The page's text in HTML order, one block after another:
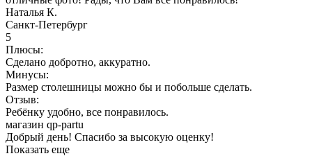
Наталья К.
Санкт-Петербург
5
Плюсы:
Сделано добротно, аккуратно.
Минусы:
Размер столешницы можно бы и побольше сделать.
Отзыв:
Ребёнку удобно, все понравилось.
магазин qp-partu
Добрый день! Спасибо за высокую оценку!
Показать еще